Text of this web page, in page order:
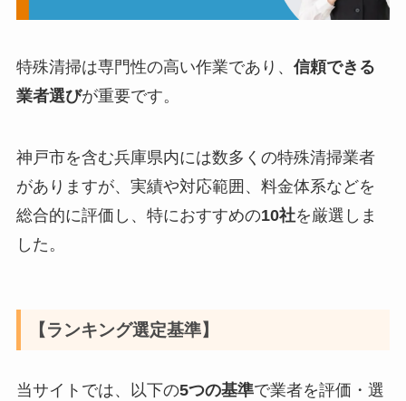
特殊清掃は専門性の高い作業であり、 信頼できる
業者選びが重要です。
神戸市を含む兵庫県内には数多くの特殊清掃業者
がありますが、実績や対応範囲、料金体系などを
総合的に評価し、特におすすめの10社を厳選しま
した。
【ランキング選定基準】
当サイトでは、以下の5つの基準で業者を評価・選